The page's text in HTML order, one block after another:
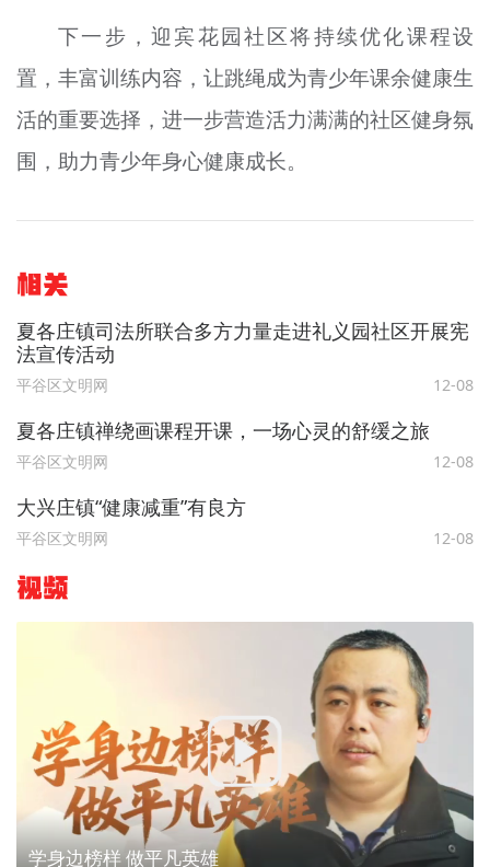
下一步，迎宾花园社区将持续优化课程设
置，丰富训练内容，让跳绳成为青少年课余健康生
活的重要选择，进一步营造活力满满的社区健身氛
围，助力青少年身心健康成长。
相关
夏各庄镇司法所联合多方力量走进礼义园社区开展宪
法宣传活动
平谷区文明网 12-08
夏各庄镇禅绕画课程开课，一场心灵的舒缓之旅
平谷区文明网 12-08
大兴庄镇“健康减重”有良方
平谷区文明网 12-08
视频
学身边榜样 做平凡英雄